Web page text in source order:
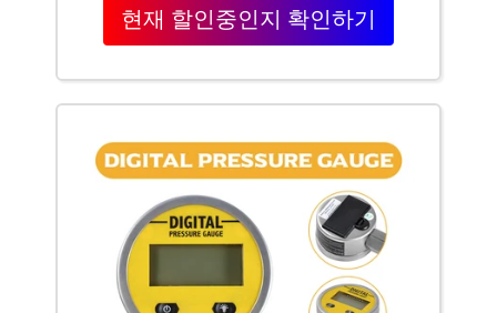
현재 할인중인지 확인하기